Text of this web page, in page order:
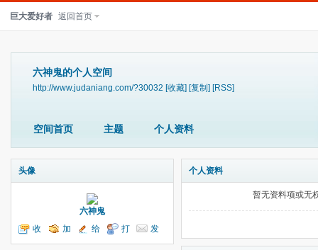
巨大爱好者 返回首页
六神鬼的个人空间
http://www.judaniang.com/?30032 [收藏] [复制] [RSS]
空间首页 主题 个人资料
头像
六神鬼
收
听TA
加
为好友
给
我留言
打
个招呼
发
送消息
个人资料
暂无资料项或无